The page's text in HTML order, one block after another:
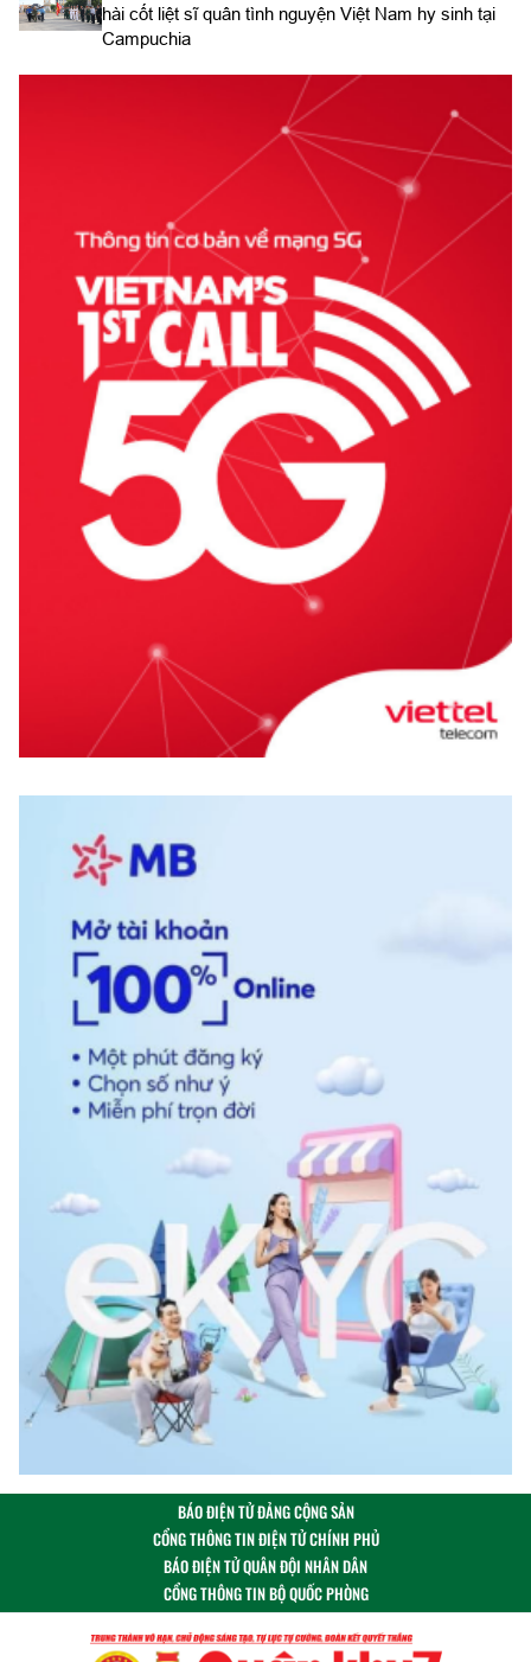
hài cốt liệt sĩ quân tình nguyện Việt Nam hy sinh tại
Campuchia
BÁO ĐIỆN TỬ ĐẢNG CỘNG SẢN
CỔNG THÔNG TIN ĐIỆN TỬ CHÍNH PHỦ
BÁO ĐIỆN TỬ QUÂN ĐỘI NHÂN DÂN
CỔNG THÔNG TIN BỘ QUỐC PHÒNG